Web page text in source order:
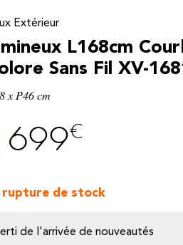
Extérieur
L168cm
Sans Fil XV-
x P46 cm
699€
rupture de stock
de l'arrivée de nouveautés